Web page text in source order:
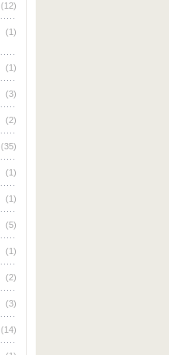
(12)
(1)
(1)
(3)
(2)
(35)
(1)
(1)
(5)
(1)
(2)
(3)
(14)